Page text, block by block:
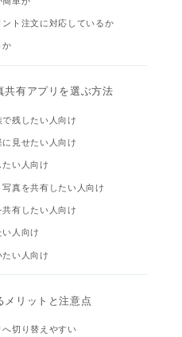
ト注文に対応しているか
か
共有アプリを選ぶ方法
残したい人向け
見せたい人向け
い人向け
真を共有したい人向け
有したい人向け
人向け
い人向け
メリットと注意点
切り替えやすい